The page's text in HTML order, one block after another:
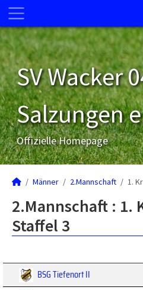
SV Wacker
Salzungen
Offizielle Homepage
Männer 2.Mannschaft 1.
2.Mannschaft : 1.
Staffel 3
BSG Tiefenort II